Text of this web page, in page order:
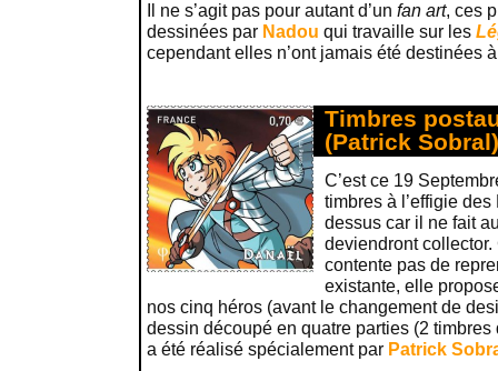
Il ne s’agit pas pour autant d’un fan art, ces
dessinées par Nadou qui travaille sur les
cependant elles n’ont jamais été destinées
Timbres
(Patrick Sobral)
C’est ce 19
timbres à l’effigie
dessus car il ne fait
deviendront
contente pas de
existante, elle
nos cinq héros (avant le changement de
dessin découpé en quatre parties (2
a été réalisé spécialement par Patrick